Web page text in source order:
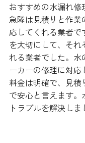
おすすめの水漏れ修
急隊は見積りと作
応してくれる業者で
を大切にして、それ
れる業者でした。水
ーカーの修理に対
料金は明確で、見
で安心と言えます
トラブルを解決しま